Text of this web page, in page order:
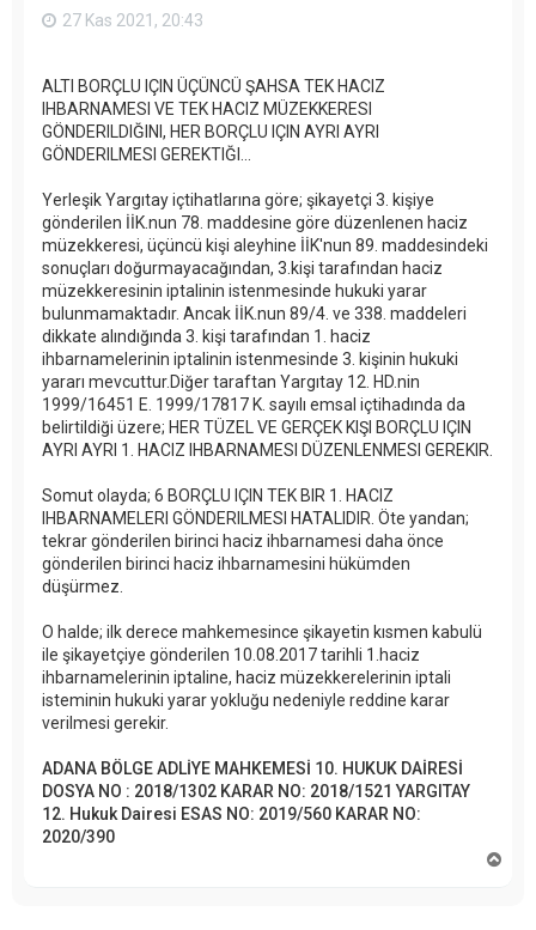
27 Kas 2021, 20:43
ALTI BORÇLU IÇIN ÜÇÜNCÜ ŞAHSA TEK HACIZ
IHBARNAMESI VE TEK HACIZ MÜZEKKERESI
GÖNDERILDIĞINI, HER BORÇLU IÇIN AYRI AYRI
GÖNDERILMESI GEREKTIĞI...
Yerleşik Yargıtay içtihatlarına göre; şikayetçi 3. kişiye
gönderilen İİK.nun 78. maddesine göre düzenlenen haciz
müzekkeresi, üçüncü kişi aleyhine İİK'nun 89. maddesindeki
sonuçları doğurmayacağından, 3.kişi tarafından haciz
müzekkeresinin iptalinin istenmesinde hukuki yarar
bulunmamaktadır. Ancak İİK.nun 89/4. ve 338. maddeleri
dikkate alındığında 3. kişi tarafından 1. haciz
ihbarnamelerinin iptalinin istenmesinde 3. kişinin hukuki
yararı mevcuttur.Diğer taraftan Yargıtay 12. HD.nin
1999/16451 E. 1999/17817 K. sayılı emsal içtihadında da
belirtildiği üzere; HER TÜZEL VE GERÇEK KIŞI BORÇLU IÇIN
AYRI AYRI 1. HACIZ IHBARNAMESI DÜZENLENMESI GEREKIR.
Somut olayda; 6 BORÇLU IÇIN TEK BIR 1. HACIZ
IHBARNAMELERI GÖNDERILMESI HATALIDIR. Öte yandan;
tekrar gönderilen birinci haciz ihbarnamesi daha önce
gönderilen birinci haciz ihbarnamesini hükümden
düşürmez.
O halde; ilk derece mahkemesince şikayetin kısmen kabulü
ile şikayetçiye gönderilen 10.08.2017 tarihli 1.haciz
ihbarnamelerinin iptaline, haciz müzekkerelerinin iptali
isteminin hukuki yarar yokluğu nedeniyle reddine karar
verilmesi gerekir.
ADANA BÖLGE ADLİYE MAHKEMESİ 10. HUKUK DAİRESİ
DOSYA NO : 2018/1302 KARAR NO: 2018/1521 YARGITAY
12. Hukuk Dairesi ESAS NO: 2019/560 KARAR NO:
2020/390